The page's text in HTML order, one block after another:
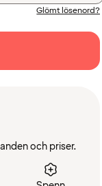
Glömt lösenord?
och priser.